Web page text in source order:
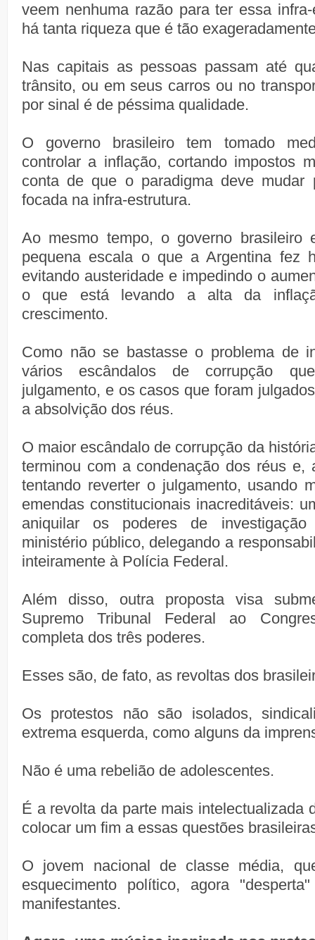
veem nenhuma razão para ter essa
há tanta riqueza que é tão
Nas capitais as pessoas passam até
trânsito, ou em seus carros ou no
por sinal é de péssima qualidade.
O governo brasileiro tem tomado
controlar a inflação, cortando impostos
conta de que o paradigma deve mudar
focada na infra-estrutura.
Ao mesmo tempo, o governo brasileiro
pequena escala o que a Argentina fez
evitando austeridade e impedindo o
o que está levando a alta da
crescimento.
Como não se bastasse o problema de
vários escândalos de corrupção
julgamento, e os casos que foram
a absolvição dos réus.
O maior escândalo de corrupção da
terminou com a condenação dos réus e,
tentando reverter o julgamento, usando
emendas constitucionais inacreditáveis:
aniquilar os poderes de
ministério público, delegando a
inteiramente à Polícia Federal.
Além disso, outra proposta visa
Supremo Tribunal Federal ao
completa dos três poderes.
Esses são, de fato, as revoltas dos
Os protestos não são isolados,
extrema esquerda, como alguns da
Não é uma rebelião de adolescentes.
É a revolta da parte mais intelectualizada
colocar um fim a essas questões
O jovem nacional de classe média,
esquecimento político, agora
manifestantes.